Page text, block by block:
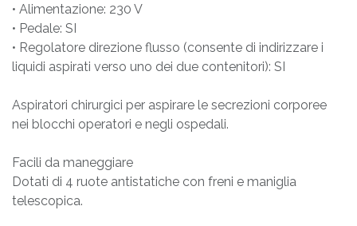
• Alimentazione: 230 V
• Pedale: SI
• Regolatore direzione flusso (consente di indirizzare i
liquidi aspirati verso uno dei due contenitori): SI
Aspiratori chirurgici per aspirare le secrezioni corporee
nei blocchi operatori e negli ospedali.
Facili da maneggiare
Dotati di 4 ruote antistatiche con freni e maniglia
telescopica.